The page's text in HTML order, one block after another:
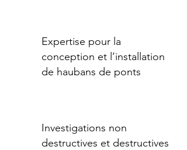
Expertise pour la
conception et l’installation
de haubans de ponts
Investigations non
destructives et destructives